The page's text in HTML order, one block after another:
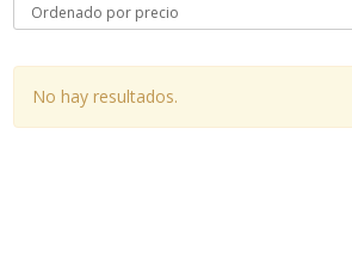
No hay resultados.